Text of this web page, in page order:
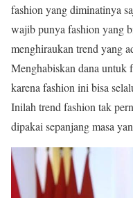
fashion yang diminatinya
wajib punya fashion yang
menghiraukan trend yang
Menghabiskan dana untuk
karena fashion ini bisa
Inilah trend fashion tak
dipakai sepanjang masa